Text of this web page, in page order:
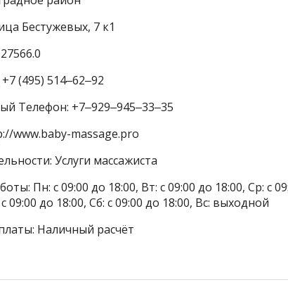
Бестужевых, 7 к1
(495) 514‒62‒92
Телефон: +7‒929‒945‒33‒35
www.baby-massage.pro
Услуги массажиста
Пн: с 09:00 до 18:00, Вт: с 09:00 до 18:00, Ср: с
09:00 до 18:00, Сб: с 09:00 до 18:00, Вс: выходной
Наличный расчёт